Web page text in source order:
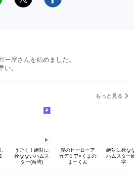
ー屋さんを始めました。
。
もっと見る
うごく！絶対に
死なないハムス
ター(台湾)
僕のヒーローア
カデミア×くまの
まーくん
絶対に死な
ハムスター
字